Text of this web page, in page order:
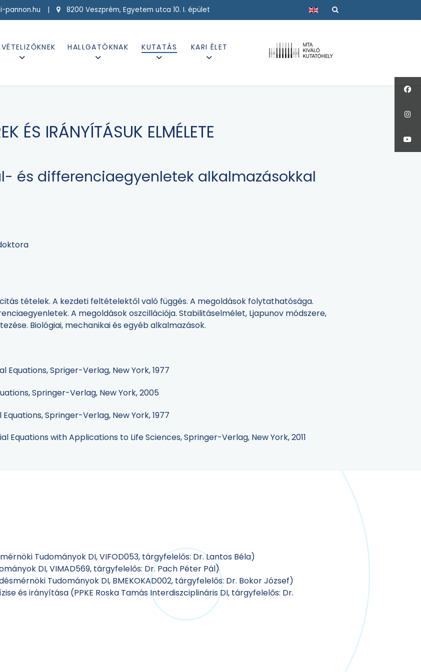
pannon.hu | 8200 Veszprém, Egyetem utca 10. I. épület Válasszon nyelvet
HALLGATÓKNAK KUTATÁS KARI ÉLET
ÉS IRÁNYÍTÁSUK ELMÉLETE
és differenciaegyenletek alkalmazásokkal
tételek. A kezdeti feltételektől való függés. A megoldások folytathatósága.
A megoldások oszcillációja. Stabilitáselmélet, Ljapunov módszere,
Biológiai, mechanikai és egyéb alkalmazások.
Equations, Spriger-Verlag, New York, 1977
Springer-Verlag, New York, 2005
Springer-Verlag, New York, 1977
Equations with Applications to Life Sciences, Springer-Verlag, New York, 2011
Tudományok DI, VIFOD053, tárgyfelelős: Dr. Lantos Béla)
DI, VIMAD569, tárgyfelelős: Dr. Pach Péter Pál)
Tudományok DI, BMEKOKAD002, tárgyfelelős: Dr. Bokor József)
és irányítása (PPKE Roska Tamás Interdiszciplináris DI, tárgyfelelős: Dr.